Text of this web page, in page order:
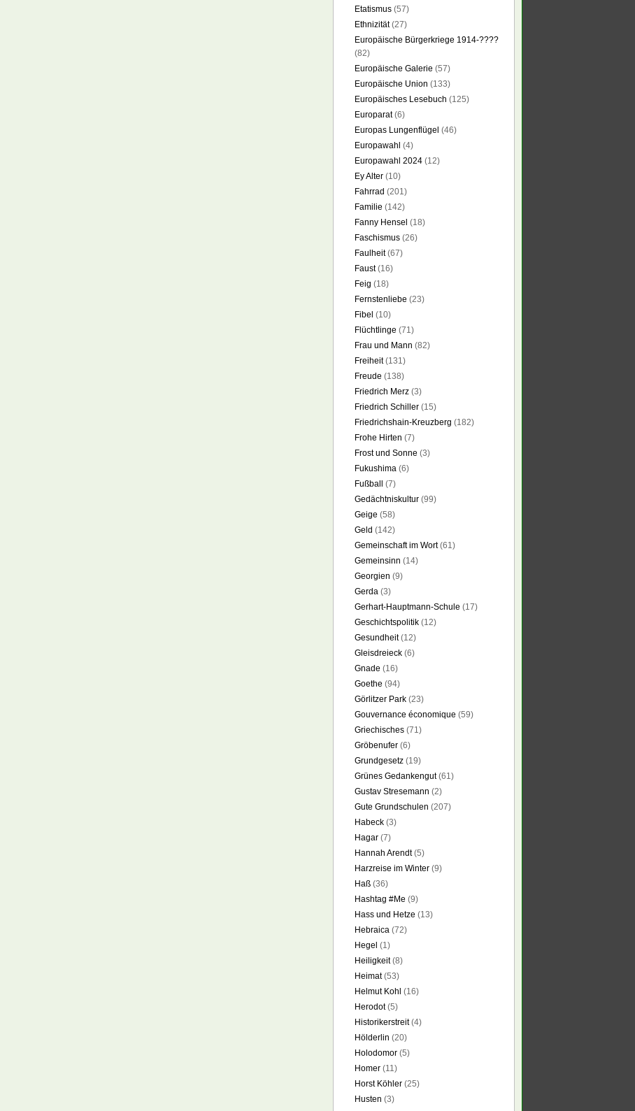
Etatismus (57)
Ethnizität(27)
Europäische Bürgerkriege 1914-????
(82)
Europäische Galerie (57)
Europäische Union (133)
Europäisches Lesebuch (125)
Europarat(6)
Europas Lungenflügel (46)
Europawahl (4)
Europawahl 2024 (12)
Ey Alter (10)
Fahrrad (201)
Familie (142)
Fanny Hensel (18)
Faschismus (26)
Faulheit(67)
Faust(16)
Feig (18)
Fernstenliebe (23)
Fibel (10)
Flüchtlinge (71)
Frau und Mann (82)
Freiheit(131)
Freude (138)
Friedrich Merz (3)
Friedrich Schiller (15)
Friedrichshain-Kreuzberg (182)
Frohe Hirten (7)
Frost und Sonne (3)
Fukushima (6)
Fußball
(7)
Gedächtniskultur (99)
Geige (58)
Geld (142)
Gemeinschaft im Wort(61)
Gemeinsinn (14)
Georgien (9)
Gerda (3)
Gerhart-Hauptmann-Schule (17)
Geschichtspolitik (12)
Gesundheit(12)
Gleisdreieck (6)
Gnade (16)
Goethe (94)
Görlitzer Park (23)
Gouvernance économique (59)
Griechisches (71)
Gröbenufer (6)
Grundgesetz (19)
Grünes Gedankengut(61)
Gustav Stresemann (2)
Gute Grundschulen (207)
Habeck (3)
Hagar (7)
Hannah Arendt(5)
Harzreise im Winter (9)
Haß (36)
Hashtag #Me (9)
Hass und Hetze (13)
Hebraica (72)
Hegel (1)
Heiligkeit(8)
Heimat(53)
Helmut Kohl (16)
Herodot(5)
Historikerstreit(4)
Hölderlin (20)
Holodomor (5)
Homer (11)
Horst Köhler (25)
Husten (3)